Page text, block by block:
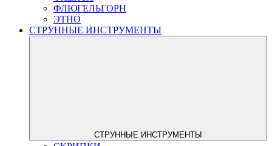
ФЛЮГЕЛЬГОРН
ЭТНО
СТРУННЫЕ ИНСТРУМЕНТЫ
СТРУННЫЕ ИНСТРУМЕНТЫ